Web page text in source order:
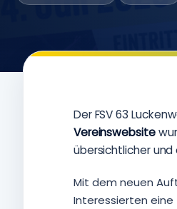
Der FSV 63
Vereinswebsite
übersichtlicher
Mit dem neuen
Interessierten